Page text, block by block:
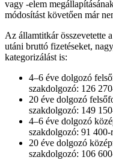
vagy -elem
módosítást követően már
Az államtitkár összevetette
utáni bruttó fizetéseket,
kategorizálást is:
4–6 éve dolgozó
szakdolgozó: 126
20 éve dolgozó
szakdolgozó: 149
4–6 éve dolgozó
szakdolgozó: 91
20 éve dolgozó
szakdolgozó: 106